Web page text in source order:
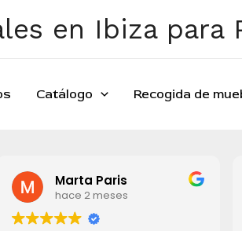
en Ibiza para
Catálogo Recogida de
Paris
meses
Neus
hace